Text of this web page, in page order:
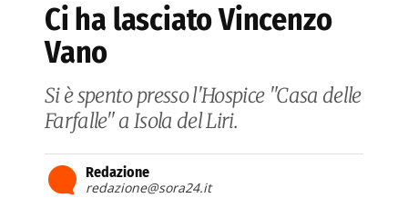
Ci ha lasciato Vincenzo
Vano
Si è spento presso l'Hospice "Casa delle
Farfalle" a Isola del Liri.
Redazione
redazione@sora24.it